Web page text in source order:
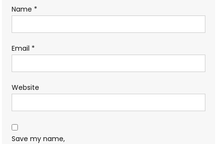
Name *
Email *
Website
Save my name,